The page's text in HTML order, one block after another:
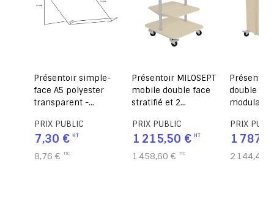
Présentoir simple-
face A5 polyester
transparent -
PRIX PUBLIC
7,30 €
8,76 €
Présentoir MILOSEPT
mobile double face
stratifié et 2
L60xP84xH120 cm
PRIX PUBLIC
1 215,50 €
1 458,60 €
Présentoir
double
modulaire
PRIX
1
2 144,40 €